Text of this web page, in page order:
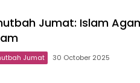
Jumat: Islam
Jumat 30 October 2025